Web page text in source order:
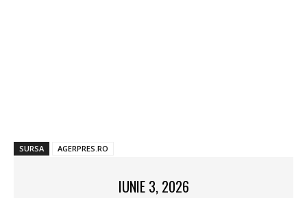
SURSA AGERPRES.RO
IUNIE 3, 2026